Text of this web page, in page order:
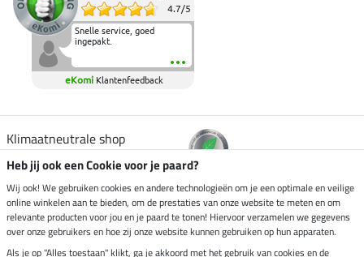
4.7/5
Snelle service, goed
ingepakt.
eKomi Klantenfeedback
Klimaatneutrale shop
Verzending per
Veilig betalen met
Heb jij ook een Cookie voor je paard?
Wij ook! We gebruiken cookies en andere technologieën om je een optimale en veilige
online winkelen aan te bieden, om de prestaties van onze website te meten en om
relevante producten voor jou en je paard te tonen! Hiervoor verzamelen we gegevens
over onze gebruikers en hoe zij onze website kunnen gebruiken op hun apparaten.
Als je op "Alles toestaan" klikt, ga je akkoord met het gebruik van cookies en de